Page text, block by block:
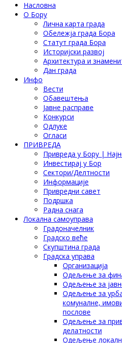
Насловна
О Бору
Лична карта града
Обележја града Бора
Статут града Бора
Историјски развој
Архитектура и
Дан града
Инфо
Вести
Обавештења
Јавне расправе
Конкурси
Одлуке
Огласи
ПРИВРЕДА
Привреда у Бору |
Инвестирај у Бор
Сектори/Делтности
Информације
Привредни савет
Подршка
Радна снага
Локална самоуправа
Градоначелник
Градско веће
Скупштина града
Градска управа
Организација
Одељење за
Одељење за
Одељење за
комуналне,
послове
Одељење за
делатности
Одељење